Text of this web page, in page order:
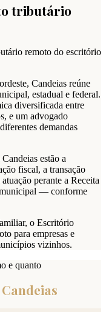
tributário
remoto do escritório
Candeias reúne
estadual e federal.
diversificada entre
e um advogado
demandas
estão a
fiscal, a transação
perante a Receita
— conforme
o Escritório
para empresas e
vizinhos.
e quanto
Candeias